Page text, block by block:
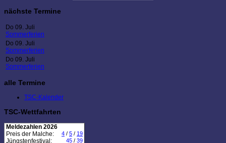
nächste Termine
Do 09. Juli
Sommerferien
Do 09. Juli
Sommerferien
Do 09. Juli
Sommerferien
alle Termine
TSC-Kalender
TSC-Wettfahrten
Meldezahlen 2026
Preis der Malche:
4 / 5 / 19
Jüngstenfestival: 45 / 39